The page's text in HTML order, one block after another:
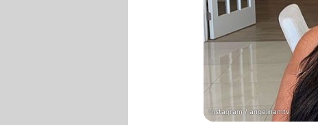
Instagram / angelinamtv